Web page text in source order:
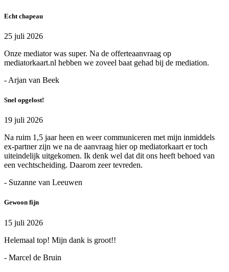
Echt chapeau
25 juli 2026
Onze mediator was super. Na de offerteaanvraag op
mediatorkaart.nl hebben we zoveel baat gehad bij de mediation.
- Arjan van Beek
Snel opgelost!
19 juli 2026
Na ruim 1,5 jaar heen en weer communiceren met mijn inmiddels
ex-partner zijn we na de aanvraag hier op mediatorkaart er toch
uiteindelijk uitgekomen. Ik denk wel dat dit ons heeft behoed van
een vechtscheiding. Daarom zeer tevreden.
- Suzanne van Leeuwen
Gewoon fijn
15 juli 2026
Helemaal top! Mijn dank is groot!!
- Marcel de Bruin